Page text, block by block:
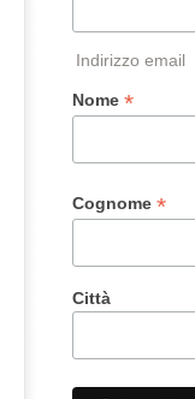
Indirizzo email
Nome *
Cognome *
Città